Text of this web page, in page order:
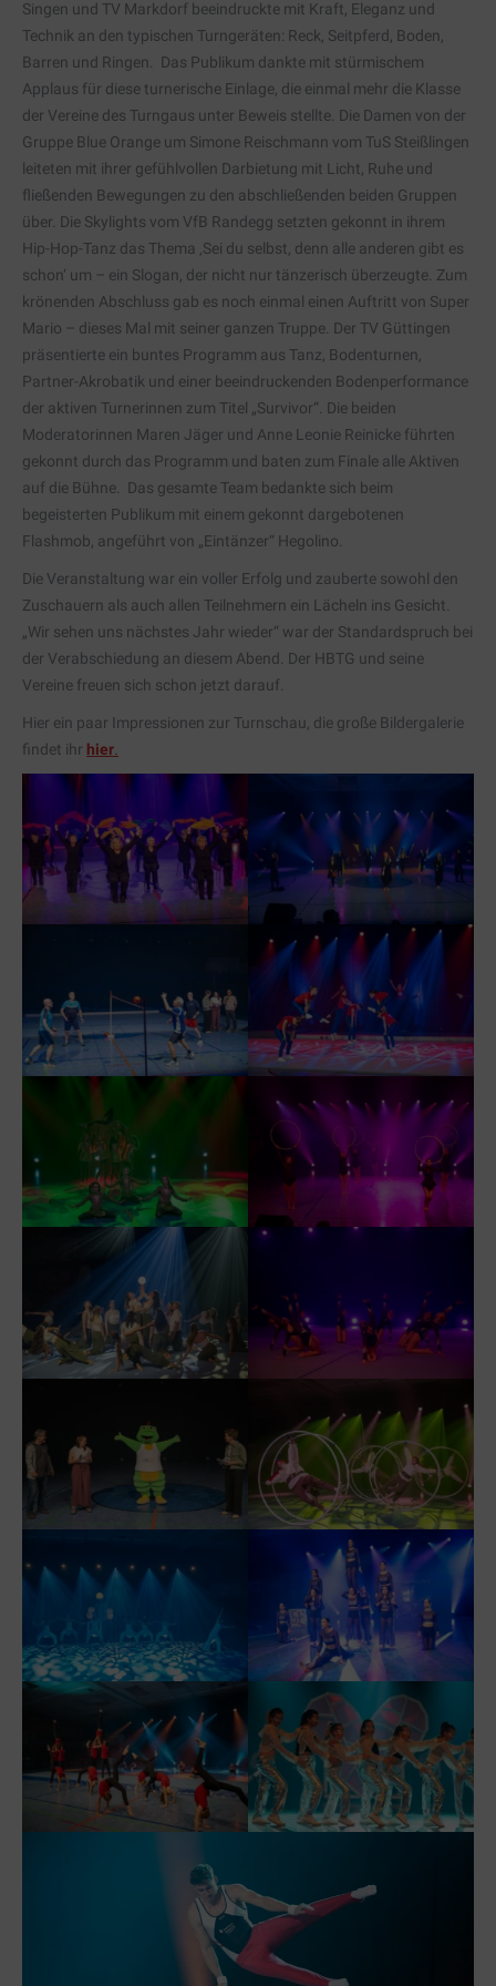
Singen und TV Markdorf beeindruckte mit Kraft, Eleganz und
Technik an den typischen Turngeräten: Reck, Seitpferd, Boden,
Barren und Ringen. Das Publikum dankte mit stürmischem
Applaus für diese turnerische Einlage, die einmal mehr die Klasse
der Vereine des Turngaus unter Beweis stellte. Die Damen von der
Gruppe Blue Orange um Simone Reischmann vom TuS Steißlingen
leiteten mit ihrer gefühlvollen Darbietung mit Licht, Ruhe und
fließenden Bewegungen zu den abschließenden beiden Gruppen
über. Die Skylights vom VfB Randegg setzten gekonnt in ihrem
Hip-Hop-Tanz das Thema ‚Sei du selbst, denn alle anderen gibt es
schon‘ um – ein Slogan, der nicht nur tänzerisch überzeugte. Zum
krönenden Abschluss gab es noch einmal einen Auftritt von Super
Mario – dieses Mal mit seiner ganzen Truppe. Der TV Güttingen
präsentierte ein buntes Programm aus Tanz, Bodenturnen,
Partner-Akrobatik und einer beeindruckenden Bodenperformance
der aktiven Turnerinnen zum Titel „Survivor“. Die beiden
Moderatorinnen Maren Jäger und Anne Leonie Reinicke führten
gekonnt durch das Programm und baten zum Finale alle Aktiven
auf die Bühne. Das gesamte Team bedankte sich beim
begeisterten Publikum mit einem gekonnt dargebotenen
Flashmob, angeführt von „Eintänzer“ Hegolino.
Die Veranstaltung war ein voller Erfolg und zauberte sowohl den
Zuschauern als auch allen Teilnehmern ein Lächeln ins Gesicht.
„Wir sehen uns nächstes Jahr wieder“ war der Standardspruch bei
der Verabschiedung an diesem Abend. Der HBTG und seine
Vereine freuen sich schon jetzt darauf.
Hier ein paar Impressionen zur Turnschau, die große Bildergalerie
findet ihr hier